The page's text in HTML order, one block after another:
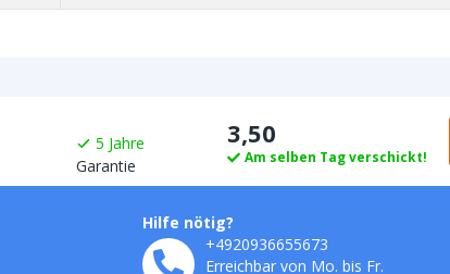
5 Jahre
Garantie
3,50
Am selben Tag verschickt!
Hilfe nötig?
+4920936655673
Erreichbar von Mo. bis Fr.